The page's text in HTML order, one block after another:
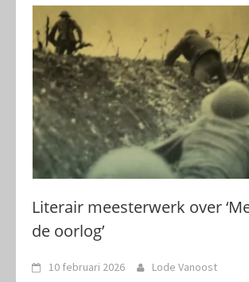
Literair meesterwerk over
de oorlog’
10 februari 2026 Lode Vanoost